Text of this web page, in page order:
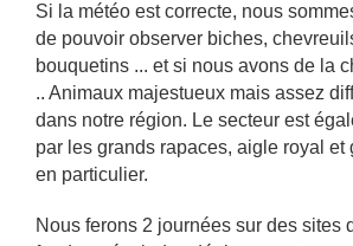
Si la météo est correcte, nous
de pouvoir observer biches,
bouquetins ... et si nous avons de la
.. Animaux majestueux mais assez
dans notre région. Le secteur est
par les grands rapaces, aigle royal et
en particulier.
Nous ferons 2 journées sur des sites